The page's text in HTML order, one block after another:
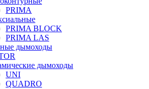
PRIMA
PRIMA BLOCK
PRIMA LAS
дымоходы
дымоходы
UNI
QUADRO